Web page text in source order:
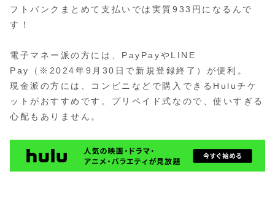
フトバンクまとめて支払いでは実質933円になるんで
す！
電子マネー派の方には、PayPayやLINE
Pay（※2024年9月30日で新規登録終了）が便利。
現金派の方には、コンビニなどで購入できるHuluチケ
ットがおすすめです。プリペイド式なので、使いすぎる
心配もありません。